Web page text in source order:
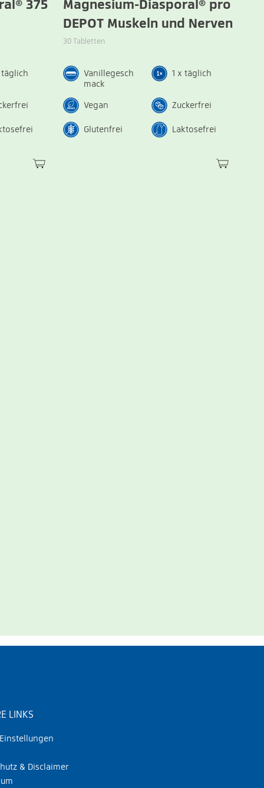
375
täglich
Magnesium-Diasporal® pro
DEPOT Muskeln und Nerven
30 Tabletten
Vanillegesch
mack
1 x täglich
Vegan Zuckerfrei
Glutenfrei Laktosefrei
LINKS
& Disclaimer